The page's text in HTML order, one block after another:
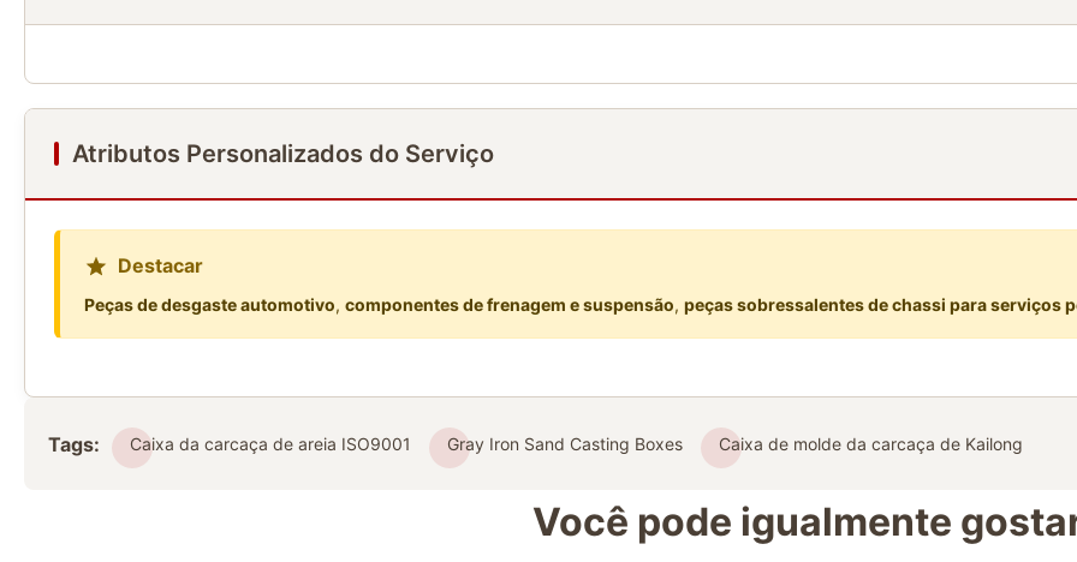
Atributos Personalizados do Serviço
Destacar
Peças de desgaste automotivo, componentes de frenagem e suspensão, peças sobressalentes de chassi para serviços
Tags: Caixa da carcaça de areia ISO9001 Gray Iron Sand Casting Boxes Caixa de molde da carcaça de Kailong
Você pode igualmente